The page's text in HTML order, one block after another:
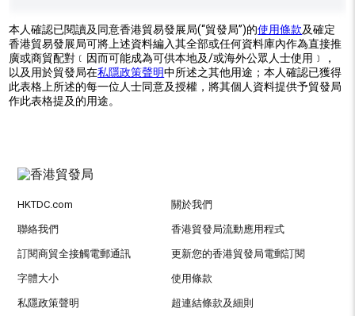
本人確認已閱讀及同意香港貿易發展局(“貿發局”)的使用條款及確定
香港貿易發展局可將上述資料編入其全部或任何資料庫內作為直接推
廣或商貿配對﹝因而可能成為可供本地及/或海外公眾人士使用﹞，
以及用於貿發局在私隱政策聲明中所述之其他用途；本人確認已獲得
此表格上所述的每一位人士同意及授權，將其個人資料提供予貿發局
作此表格提及的用途。
HKTDC.com 關於我們
聯絡我們 香港貿發局流動應用程式
訂閱商貿全接觸電郵通訊 更新您的香港貿發局電郵訂閱
字體大小 使用條款
私隱政策聲明 超連結條款及細則